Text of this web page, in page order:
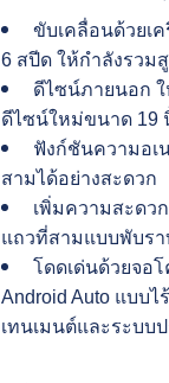
ขับเคลื่อนด้วยเ
6 สปีด ให้กำลังรวม
ดีไซน์ภายนอก
ดีไซน์ใหม่ขนาด 19
ฟังก์ชันความอเ
สามได้อย่างสะดวก
เพิ่มความสะดว
แถวที่สามแบบพับรา
โดดเด่นด้วยจอ
Android Auto แบบ
เทนเมนต์และระบบ